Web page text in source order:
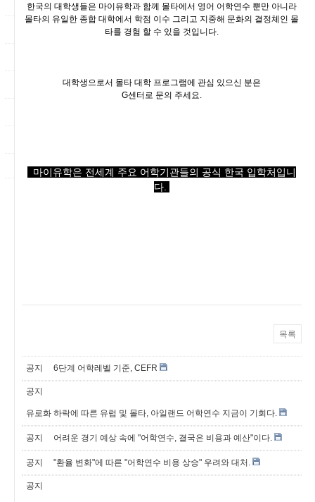
한국의 대학생들은 마이유학과 함께 몰타에서 영어 어학연수 뿐만 아니라
몰타의 유일한 종합 대학에서 학점 이수 그리고 지중해 문화의 결정체인 몰
타를 경험 할 수 있을 것입니다.
대학생으로서 몰타 대학 프로그램에 관심 있으신 분은
G센터로 문의 주세요.
마이유학은 전세계 주요 어학기관들의 공식 한국 입학처입니
다.
목록
공지 6단계 어학레벨 기준, CEFR
공지
유로화 하락에 따른 유럽 및 몰타, 아일랜드 어학연수 지금이 기회다.
공지 어려운 경기 예상 속에 "어학연수, 결국은 비용과 예산"이다.
공지 "환율 변화"에 따른 "어학연수 비용 상승" 우려와 대처.
공지